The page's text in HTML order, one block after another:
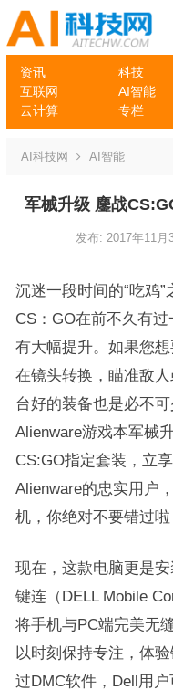
资讯 科技
互联网
AI智能
云计算
专栏
AI科技网 AI智能
军械升级 鏖战
发布: 2017年11月
沉迷一段时间的“吃鸡”
CS：GO在前不久有
有大幅提升。如果您
在镜头转换，瞄准敌
台好的装备也是必不
Alienware游戏本军械
CS:GO指定套装，立
Alienware的忠实用户
机，你绝对不要错过啦
现在，这款电脑更是
键连（DELL Mobile
将手机与PC端完美无
以时刻保持专注，体
过DMC软件，Dell用